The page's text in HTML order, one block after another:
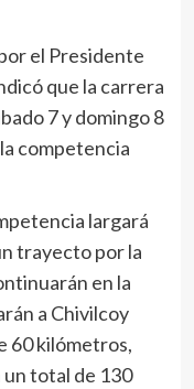
el Presidente
que la carrera
7 y domingo 8
competencia
largará
trayecto por la
en la
a Chivilcoy
60 kilómetros,
total de 130